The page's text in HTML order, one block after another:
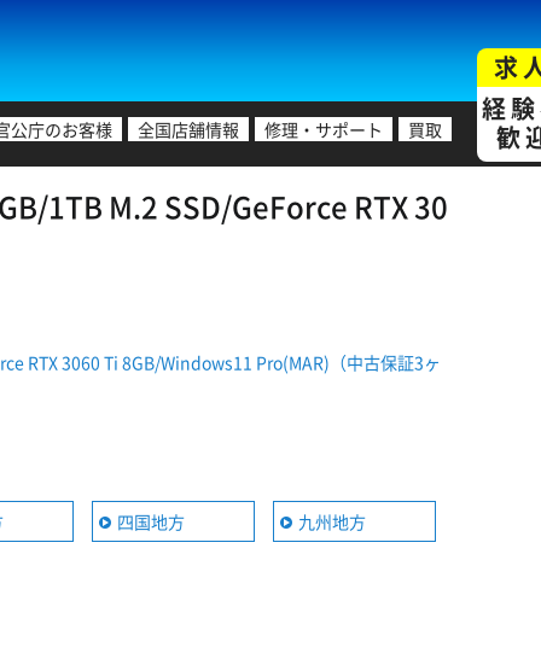
公庁のお客様 全国店舗情報 修理・サポート 買取
求
経
歓
1TB M.2 SSD/GeForce RTX 30
RTX 3060 Ti 8GB/Windows11 Pro(MAR)（中古保証3ヶ
四国地方 九州地方